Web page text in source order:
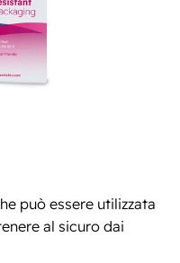
può essere utilizzata
al sicuro dai